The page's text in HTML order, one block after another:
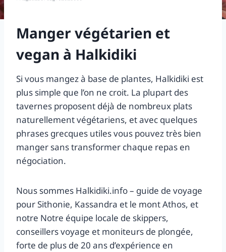
Manger végétarien et
vegan à Halkidiki
Si vous mangez à base de plantes, Halkidiki est
plus simple que l’on ne croit. La plupart des
tavernes proposent déjà de nombreux plats
naturellement végétariens, et avec quelques
phrases grecques utiles vous pouvez très bien
manger sans transformer chaque repas en
négociation.
Nous sommes Halkidiki.info – guide de voyage
pour Sithonie, Kassandra et le mont Athos, et
notre Notre équipe locale de skippers,
conseillers voyage et moniteurs de plongée,
forte de plus de 20 ans d’expérience en